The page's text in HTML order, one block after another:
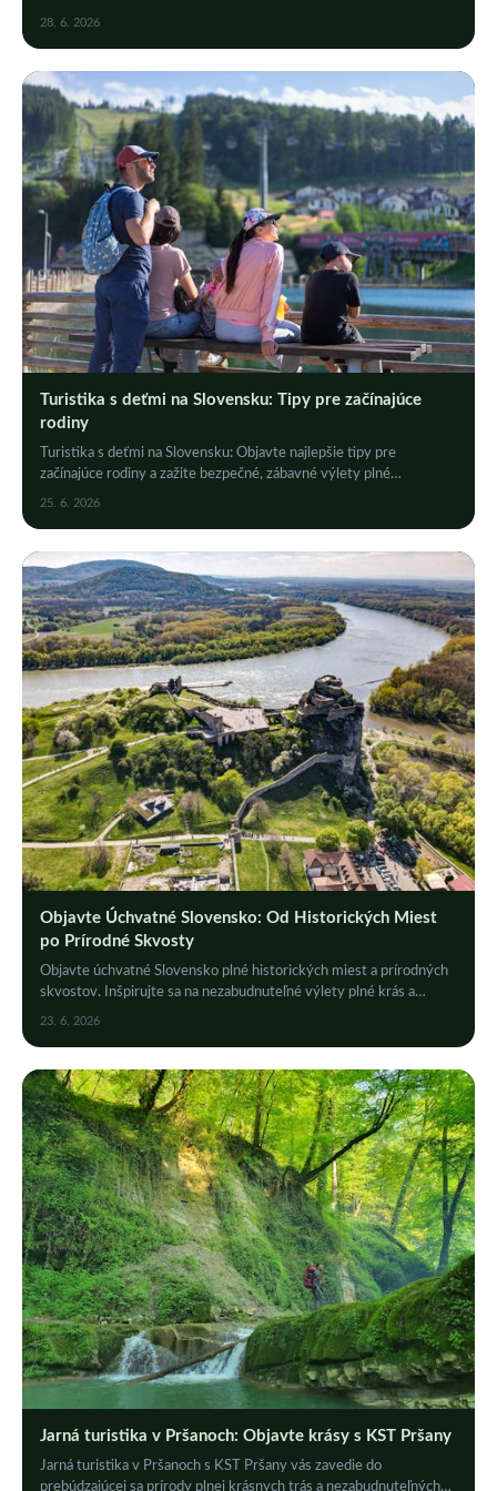
Kliknite teraz!
28. 6. 2026
Turistika s deťmi na Slovensku: Tipy pre začínajúce
rodiny
Turistika s deťmi na Slovensku: Objavte najlepšie tipy pre
začínajúce rodiny a zažite bezpečné, zábavné výlety plné
prírodných krás a rodinnej pohody.
25. 6. 2026
Objavte Úchvatné Slovensko: Od Historických Miest
po Prírodné Skvosty
Objavte úchvatné Slovensko plné historických miest a prírodných
skvostov. Inšpirujte sa na nezabudnuteľné výlety plné krás a
autentických zážitkov.
23. 6. 2026
Jarná turistika v Pršanoch: Objavte krásy s KST Pršany
Jarná turistika v Pršanoch s KST Pršany vás zavedie do
prebúdzajúcej sa prírody plnej krásnych trás a nezabudnuteľných